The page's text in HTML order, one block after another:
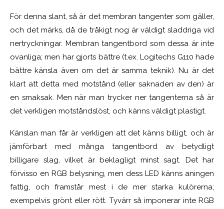
För denna slant, så är det membran tangenter som gäller,
och det märks, då de tråkigt nog är väldigt sladdriga vid
nertryckningar. Membran tangentbord som dessa är inte
ovanliga; men har gjorts bättre (t.ex. Logitechs G110 hade
bättre känsla även om det är samma teknik). Nu är det
klart att detta med motstånd (eller saknaden av den) är
en smaksak. Men när man trycker ner tangenterna så är
det verkligen motståndslöst, och känns väldigt plastigt.
Känslan man får är verkligen att det känns billigt, och är
jämförbart med många tangentbord av betydligt
billigare slag, vilket är beklagligt minst sagt. Det har
förvisso en RGB belysning, men dess LED känns aningen
fattig, och framstår mest i de mer starka kulörerna;
exempelvis grönt eller rött. Tyvärr så imponerar inte RGB